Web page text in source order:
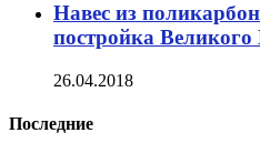
Навес из
постройка Великого
26.04.2018
Последние